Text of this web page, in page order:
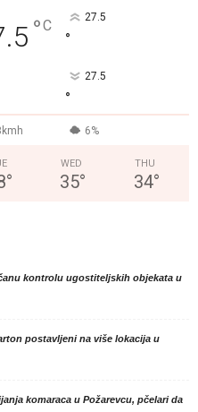
°C 27.5
°
27.5
°
6%
°
WED
35°
THU
34°
kontrolu ugostiteljskih objekata u
postavljeni na više lokacija u
komaraca u Požarevcu, pčelari da